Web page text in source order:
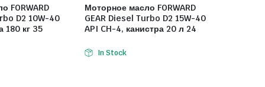
FORWARD
D2 10W-40
180 кг 35
Моторное масло FORWARD
GEAR Diesel Turbo D2 15W-40
API CH-4, канистра 20 л 24
In Stock